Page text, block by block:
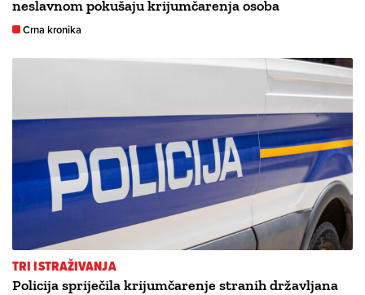
neslavnom pokušaju krijumčarenja osoba
Crna kronika
TRI ISTRAŽIVANJA
Policija spriječila krijumčarenje stranih državljana